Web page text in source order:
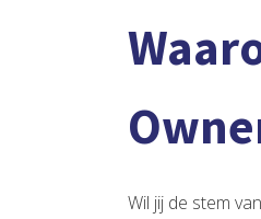
Wil jij de stem